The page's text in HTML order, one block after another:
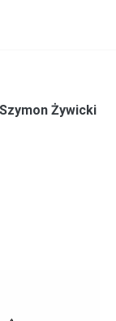
Żywicki